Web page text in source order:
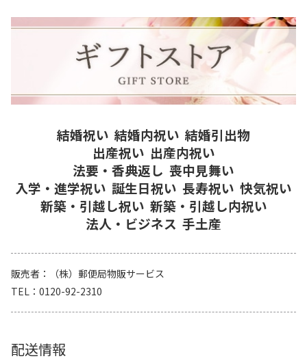
結婚祝い 結婚内祝い 結婚引出物
出産祝い 出産内祝い
法要・香典返し 喪中見舞い
入学・進学祝い 誕生日祝い 長寿祝い 快気祝い
新築・引越し祝い 新築・引越し内祝い
法人・ビジネス 手土産
販売者
（株）郵便局物販サービス
TEL
0120-92-2310
配送情報